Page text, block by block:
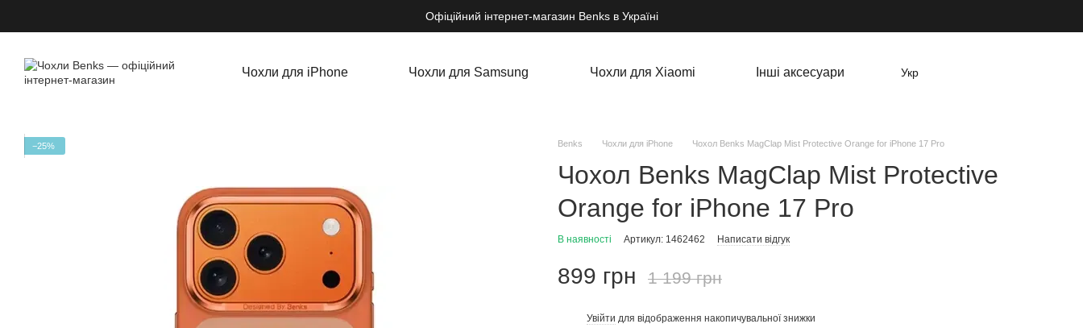
Офіційний інтернет-магазин Benks в Україні
Чохли для iPhone Чохли для Samsung Чохли для Xiaomi Інші аксесуари Укр
−25% Benks Чохли для iPhone Чохол Benks MagClap Mist Protective Orange for iPhone 17 Pro
Чохол Benks MagClap Mist Protective
Orange for iPhone 17 Pro
В наявності Артикул: 1462462 Написати відгук
899 грн 1 199 грн
Увійти для відображення накопичувальної знижки